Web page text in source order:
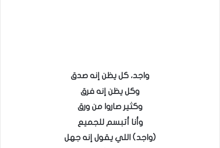
واجد، كل يظن إنه صدق
وكل يظن إنه فرق
وكثير صاروا من ورق
وأنا أتبسم للجميع
(واجد) اللي يقول إنه جهل